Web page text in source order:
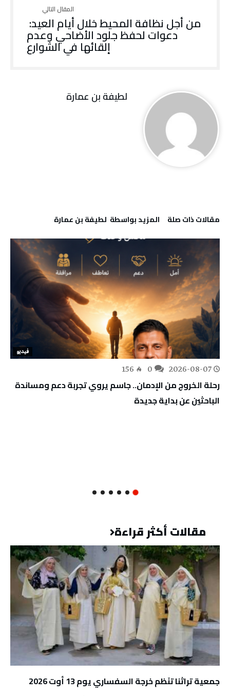
‬إلقائها‭ ‬في‭ ‬الشوارع
لطيفة بن عمارة
‫مقالات ذات صلة‬ ‫‫المزيد بواسطة‬ ‬ لطيفة بن عمارة
فيديو
2026-08-07
156
رحلة الخروج من الإدمان.. جاسم يروي تجربة دعم ومساندة
الباحثين عن بداية جديدة
مقالات أكثر قراءة
جمعية تراثنا تنَظم خرجة السفساري يوم 13 أوت 2026